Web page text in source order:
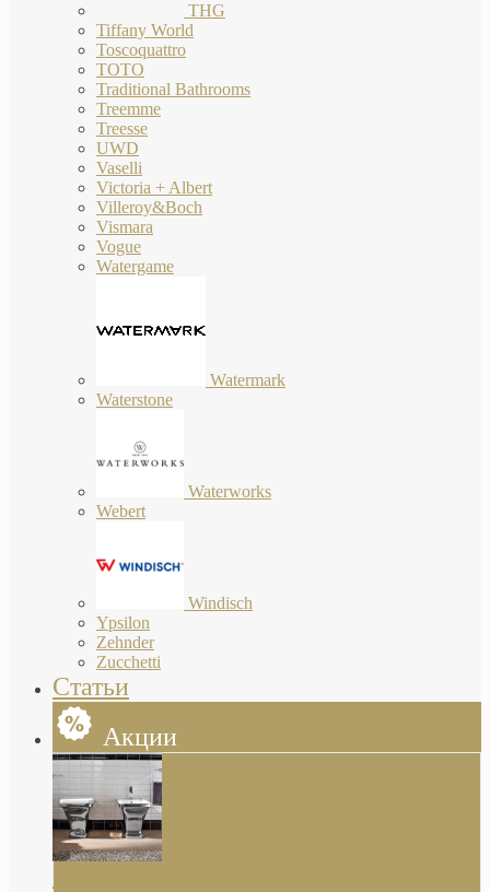
THG
Tiffany World
Toscoquattro
TOTO
Traditional Bathrooms
Treemme
Treesse
UWD
Vaselli
Victoria + Albert
Villeroy&Boch
Vismara
Vogue
Watergame
Watermark
Waterstone
Waterworks
Webert
Windisch
Ypsilon
Zehnder
Zucchetti
Статьи
Акции
Butterfly Scarabeo КОМПЛЕКТ санфаянса